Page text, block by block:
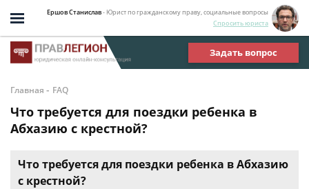
Ершов Станислав- Юрист по гражданскому праву, социальные вопросы
Спросить юриста
Задать вопрос
Главная - FAQ
Что требуется для поездки ребенка в
Абхазию с крестной?
Что требуется для поездки ребенка в Абхазию
с крестной?